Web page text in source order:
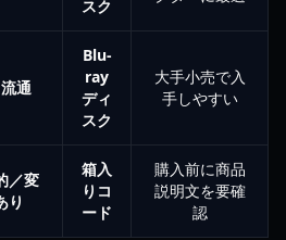
スク
通
Blu-
ray
ディ
スク
大手小売で入
手しやすい
／変
り
箱入
りコ
ード
購入前に商品
説明文を要確
認